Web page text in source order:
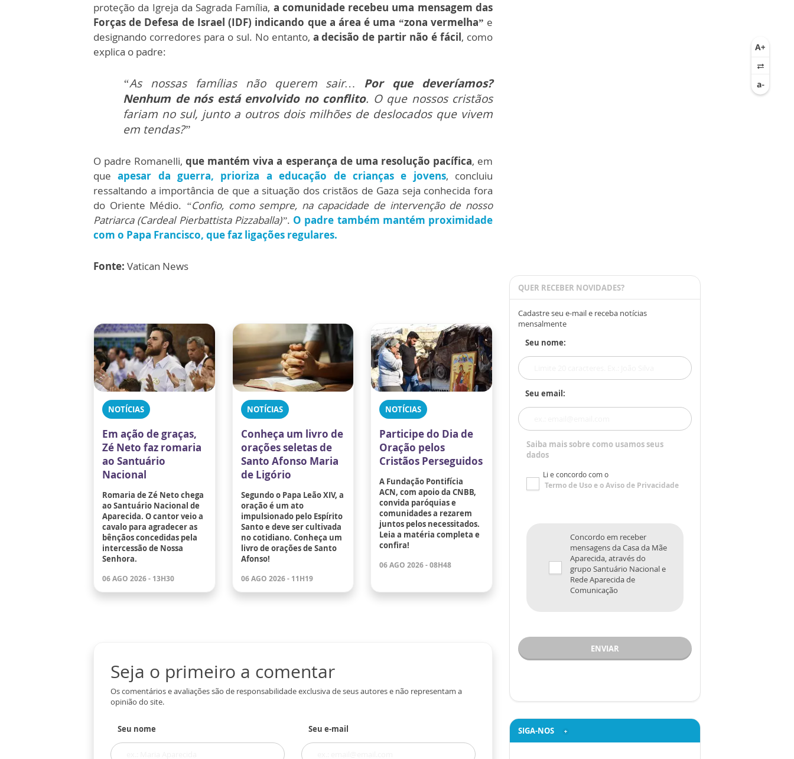
proteção da Igreja da Sagrada Família, a comunidade recebeu uma mensagem das
Forças de Defesa de Israel (IDF) indicando que a área é uma “zona vermelha” e
designando corredores para o sul. No entanto, a decisão de partir não é fácil, como
explica o padre:
“As nossas famílias não querem sair… Por que deveríamos?
Nenhum de nós está envolvido no conflito. O que nossos cristãos
fariam no sul, junto a outros dois milhões de deslocados que vivem
em tendas?”
O padre Romanelli,que mantém viva a esperança de uma resolução pacífica, em
queapesar da guerra, prioriza a educação de crianças e jovens, concluiu
ressaltando a importância de que a situação dos cristãos de Gaza seja conhecida fora
do Oriente Médio. “Confio, como sempre, na capacidade de intervenção de nosso
Patriarca (Cardeal Pierbattista Pizzaballa)”. O padre também mantém proximidade
com o Papa Francisco, que faz ligações regulares.
Fonte: Vatican News
NOTÍCIAS
Em ação de graças,
Zé Neto faz romaria
ao Santuário
Nacional
Romaria de Zé Neto chega
ao Santuário Nacional de
Aparecida. O cantor veio a
cavalo para agradecer as
bênçãos concedidas pela
intercessão de Nossa
Senhora.
06 AGO 2026 - 13H30
NOTÍCIAS
Conheça um livro de
orações seletas de
Santo Afonso Maria
de Ligório
Segundo o Papa Leão XIV, a
oração é um ato
impulsionado pelo Espírito
Santo e deve ser cultivada
no cotidiano. Conheça um
livro de orações de Santo
Afonso!
06 AGO 2026 - 11H19
NOTÍCIAS
Participe do Dia de
Oração pelos
Cristãos Perseguidos
A Fundação Pontifícia
ACN, com apoio da CNBB,
convida paróquias e
comunidades a rezarem
juntos pelos necessitados.
Leia a matéria completa e
confira!
06 AGO 2026 - 08H48
Seja o primeiro a comentar
Os comentários e avaliações são de responsabilidade exclusiva de seus autores e não representam a
opinião do site.
Seu nome Seu e-mail
QUER RECEBER NOVIDADES?
Cadastre seu e-mail e receba notícias
mensalmente
Seu nome:
Seu email:
Saiba mais sobre como usamos seus
dados
Li e concordo com o
Termo de Usoe oAviso de Privacidade
Concordo em receber
mensagens da Casa da Mãe
Aparecida, através do
grupo Santuário Nacional e
Rede Aparecida de
Comunicação
ENVIAR
SIGA-NOS